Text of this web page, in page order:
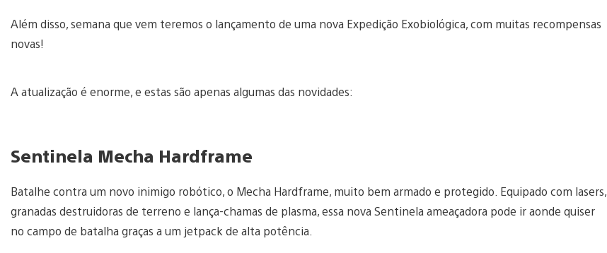
Além disso, semana que vem teremos o lançamento de uma nova Expedição Exobiológica, com muitas recompensas
novas!
A atualização é enorme, e estas são apenas algumas das novidades:
Sentinela Mecha Hardframe
Batalhe contra um novo inimigo robótico, o Mecha Hardframe, muito bem armado e protegido. Equipado com lasers,
granadas destruidoras de terreno e lança-chamas de plasma, essa nova Sentinela ameaçadora pode ir aonde quiser
no campo de batalha graças a um jetpack de alta potência.